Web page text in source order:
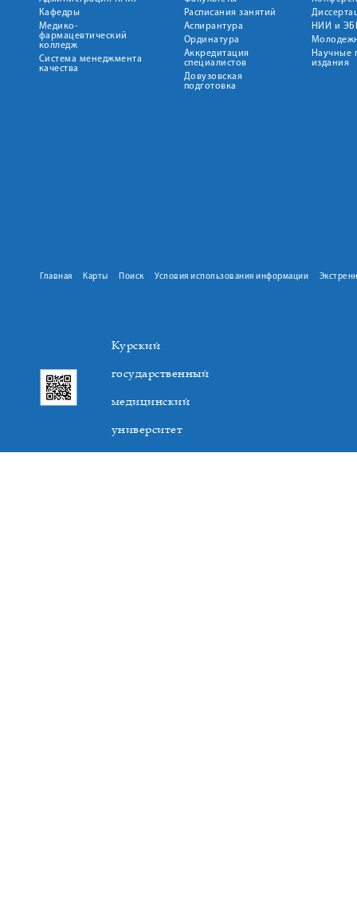
Кафедры
Медико-
фармацевтический
колледж
Система менеджмента
качества
Расписания занятий
Аспирантура
Ординатура
Аккредитация
специалистов
Довузовская
подготовка
НИИ и
Научные
издания
Главная Карты Поиск Условия использования информации
Курский
государственный
медицинский
университет